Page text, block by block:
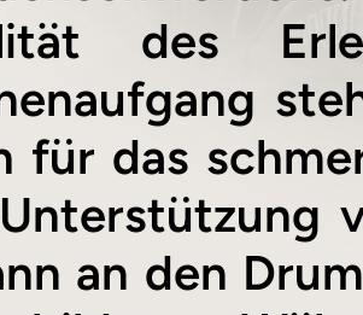
des
für das
an den